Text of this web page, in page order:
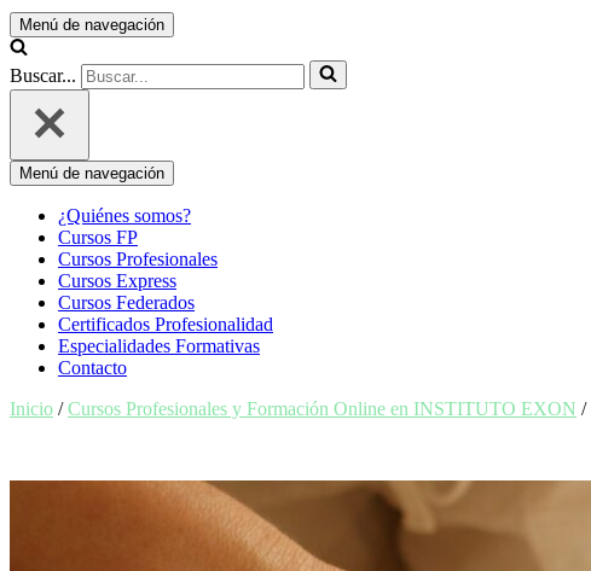
Menú de navegación
Buscar...
Menú de navegación
¿Quiénes somos?
Cursos FP
Cursos Profesionales
Cursos Express
Cursos Federados
Certificados Profesionalidad
Especialidades Formativas
Contacto
Inicio /Cursos Profesionales y Formación Online en INSTITUTO EXON /